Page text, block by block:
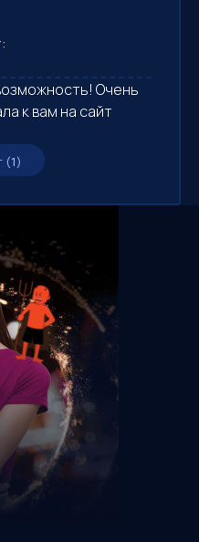
Очень
к вам на сайт
(1)